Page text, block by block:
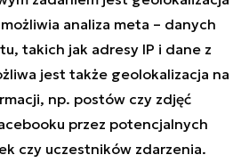
analiza meta – danych
takich jak adresy IP i dane z
jest także geolokalizacja na
np. postów czy zdjęć
przez potencjalnych
czy uczestników zdarzenia.